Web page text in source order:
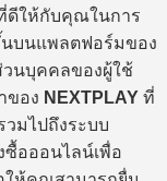
ดีให้กับคุณในการ
บนแพลตฟอร์มของ
วนบุคคลของผู้ใช้
ของ NEXTPLAY ที่
วมไปถึงระบบ
อออนไลน์เพื่อ